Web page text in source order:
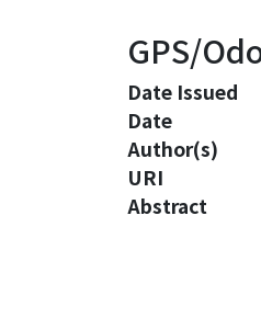
GPS/
Date Issued
Date
Author(s)
URI
Abstract